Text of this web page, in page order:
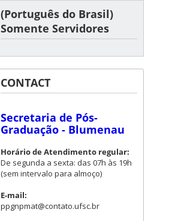
(Português do Brasil)
Somente Servidores
CONTACT
Secretaria de Pós-
Graduação - Blumenau
Horário de Atendimento regular:
De segunda a sexta: das 07h às 19h
(sem intervalo para almoço)
E-mail:
ppgnpmat@contato.ufsc.br